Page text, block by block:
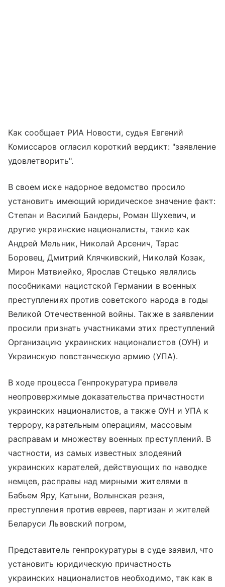
Как сообщает РИА Новости, судья Евгений
Комиссаров огласил короткий вердикт: "заявление
удовлетворить".
В своем иске надорное ведомство просило
установить имеющий юридическое значение факт:
Степан и Василий Бандеры, Роман Шухевич, и
другие украинские националисты, такие как
Андрей Мельник, Николай Арсенич, Тарас
Боровец, Дмитрий Клячкивский, Николай Козак,
Мирон Матвиейко, Ярослав Стецько являлись
пособниками нацистской Германии в военных
преступлениях против советского народа в годы
Великой Отечественной войны. Также в заявлении
просили признать участниками этих преступлений
Организацию украинских националистов (ОУН) и
Украинскую повстанческую армию (УПА).
В ходе процесса Генпрокуратура привела
неопровержимые доказательства причастности
украинских националистов, а также ОУН и УПА к
террору, карательным операциям, массовым
расправам и множеству военных преступлений. В
частности, из самых известных злодеяний
украинских карателей, действующих по наводке
немцев, расправы над мирными жителями в
Бабьем Яру, Катыни, Волынская резня,
преступления против евреев, партизан и жителей
Беларуси Львовский погром,
Представитель генпрокуратуры в суде заявил, что
установить юридическую причастность
украинских националистов необходимо, так как в